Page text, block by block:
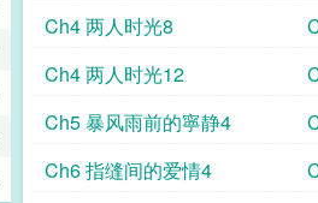
Ch4 两人时光8
Ch4 两人时光12
Ch5 暴风雨前的寧静4
Ch6 指缝间的爱情4